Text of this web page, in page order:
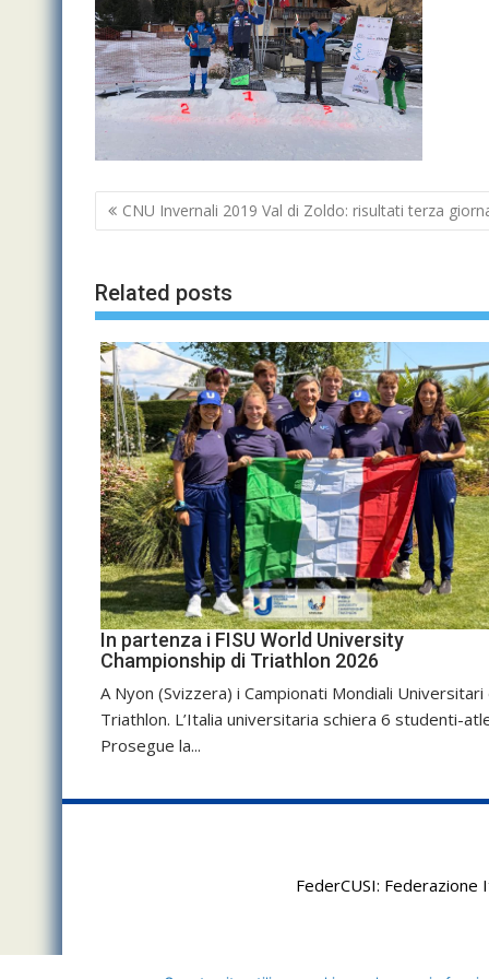
Navigazione
articoli
CNU Invernali 2019 Val di Zoldo: risultati terza
Related posts
In partenza i FISU World University
Championship di Triathlon 2026
A Nyon (Svizzera) i Campionati Mondiali Universitari
Triathlon. L’Italia universitaria schiera 6 studenti-
Prosegue la...
FederCUSI: